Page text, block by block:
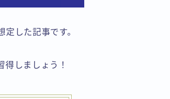
した記事です。
しましょう！